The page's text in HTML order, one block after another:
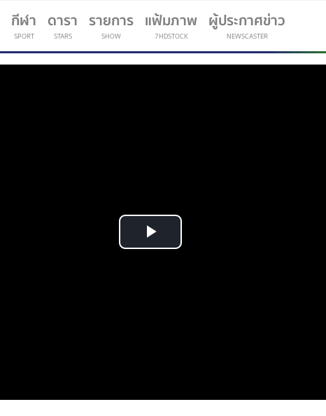
กีฬา
SPORT
(current)
ดารา
STARS
รายการ
SHOW
แฟ้มภาพ
7HDSTOCK
ผู้ประกาศข่าว
NEWSCASTER
Play